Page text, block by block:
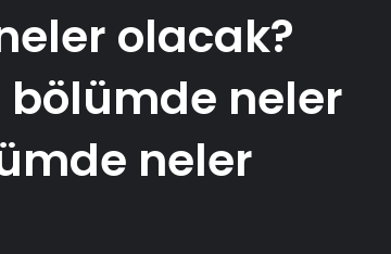
olacak?
bölümde neler
neler